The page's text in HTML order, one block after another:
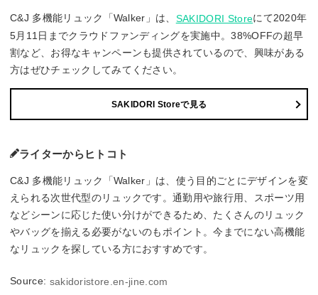
C&J 多機能リュック「Walker」は、 SAKIDORI Storeにて2020年
5月11日までクラウドファンディングを実施中。38%OFFの超早
割など、お得なキャンペーンも提供されているので、興味がある
方はぜひチェックしてみてください。
SAKIDORI Storeで見る
ライターからヒトコト
C&J 多機能リュック「Walker」は、使う目的ごとにデザインを変
えられる次世代型のリュックです。通勤用や旅行用、スポーツ用
などシーンに応じた使い分けができるため、たくさんのリュック
やバッグを揃える必要がないのもポイント。今までにない高機能
なリュックを探している方におすすめです。
Source: sakidoristore.en-jine.com